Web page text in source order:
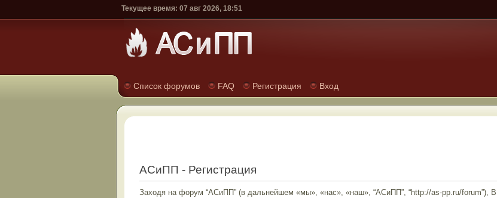
Текущее время: 07 авг 2026, 18:51
Список форумов FAQ Регистрация Вход
АСиПП - Регистрация
Заходя на форум “АСиПП” (в дальнейшем «мы», «нас», «наш», “АСиПП”, “http://as-pp.ru/